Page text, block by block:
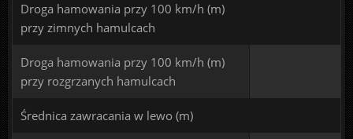
Droga hamowania przy 100 km/h (m)
przy zimnych hamulcach
Droga hamowania przy 100 km/h (m)
przy rozgrzanych hamulcach
Średnica zawracania w lewo (m)